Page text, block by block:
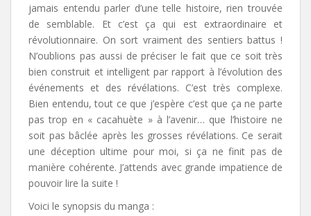
jamais entendu parler d’une telle histoire, rien trouvée
de semblable. Et c’est ça qui est extraordinaire et
révolutionnaire. On sort vraiment des sentiers battus !
N’oublions pas aussi de préciser le fait que ce soit très
bien construit et intelligent par rapport à l’évolution des
événements et des révélations. C’est très complexe.
Bien entendu, tout ce que j’espère c’est que ça ne parte
pas trop en « cacahuète » à l’avenir… que l’histoire ne
soit pas bâclée après les grosses révélations. Ce serait
une déception ultime pour moi, si ça ne finit pas de
manière cohérente. J’attends avec grande impatience de
pouvoir lire la suite !
Voici le synopsis du manga :